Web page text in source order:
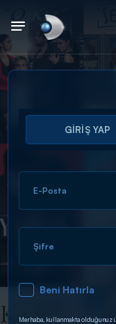
Arama
ARAMA
DİĞER SONUÇLAR
GİRİŞ YAP
E-Posta
Şifre
Beni Hatırla
Merhaba, kullanmakta olduğunuz